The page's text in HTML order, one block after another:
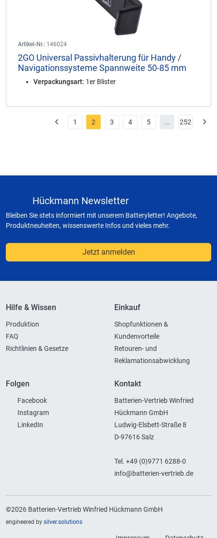
Artikel-Nr.: 146024
2GO Universal Passivhalterung für Handy /
Navigationssysteme Spannweite 50-85 mm
Verpackungsart: 1er Blister
1 2 3 4 5 ... 252
Hückmann Newsletter
Bleiben Sie stets informiert mit unserem Batteryletter! Angebote,
Produktneuheiten, wissenswerte Infos und vieles mehr.
Jetzt anmelden
Hilfe & Wissen
Produktion
FAQ
Richtlinien & Gesetze
Einkauf
Shopfunktionen &
Kundenvorteile
Retouren- und
Reklamationsabwicklung
Folgen
Facebook
Instagram
LinkedIn
Kontakt
Batterien-Vertrieb Winfried
Hückmann GmbH
Ludwig-Elsbett-Straße 8
D-97616 Salz
Tel. +49 (0)9771 6288-0
info@batterien-vertrieb.de
©2026 Batterien-Vertrieb Winfried Hückmann GmbH
engineered by silver.solutions